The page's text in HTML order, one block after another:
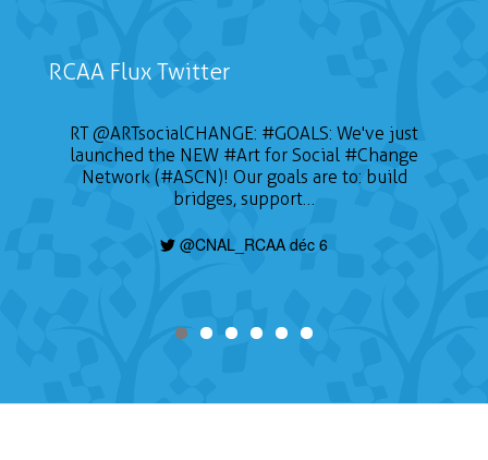
RCAA Flux Twitter
RT@ARTsocialCHANGE: #GOALS: We've just
launched the NEW #Art for Social #Change
Network (#ASCN)! Our goals are to: build
bridges, support…
@CNAL_RCAA déc 6